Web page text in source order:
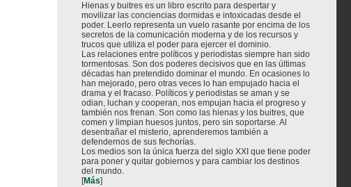
Hienas y buitres es un libro escrito para despertar y
movilizar las conciencias dormidas e intoxicadas desde el
poder. Leerlo representa un vuelo rasante por encima de los
secretos de la comunicación moderna y de los recursos y
trucos que utiliza el poder para ejercer el dominio.
Las relaciones entre políticos y periodistas siempre han sido
tormentosas. Son dos poderes decisivos que en las últimas
décadas han pretendido dominar el mundo. En ocasiones lo
han mejorado, pero otras veces lo han empujado hacia el
drama y el fracaso. Políticos y periodistas se aman y se
odian, luchan y cooperan, nos empujan hacia el progreso y
también nos frenan. Son como las hienas y los buitres, que
comen y limpian huesos juntos, pero sin soportarse. Al
desentrañar el misterio, aprenderemos también a
defendernos de sus fechorías.
Los medios son la única fuerza del siglo XXI que tiene poder
para poner y quitar gobiernos y para cambiar los destinos
del mundo.
[Más]